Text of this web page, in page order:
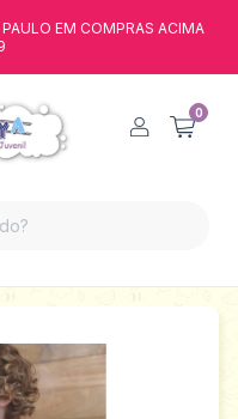
EM COMPRAS ACIMA
0